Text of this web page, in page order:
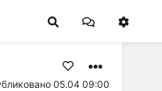
05.04 09:00